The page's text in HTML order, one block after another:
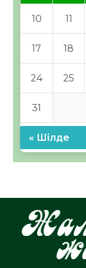
10 11
17 18
24 25
31
« Шілде